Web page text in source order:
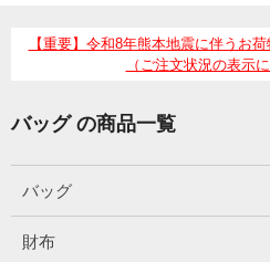
【重要】令和8年熊本地震に伴うお
（ご注文状況の表示
バッグ の商品一覧
バッグ
財布